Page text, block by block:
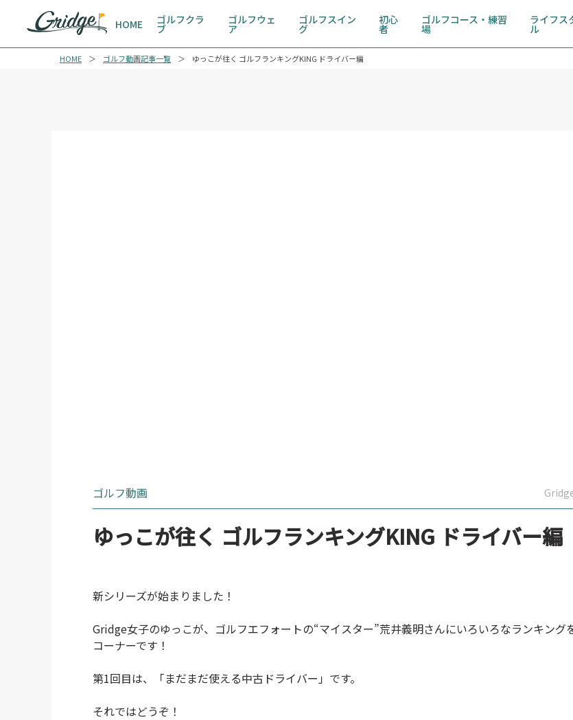
HOME ゴルフクラ
ブ
ゴルフウェ
ア
ゴルフスイン
グ
初心
者
ゴルフコース・練習
場
ライフス
ル
HOME ゴルフ動画記事一覧 ゆっこが往く ゴルフランキングKING ドライバー編
ゴルフ動画
ゆっこが往く ゴルフランキングKING ドライバー編
新シリーズが始まりました！
Gridge女子のゆっこが、ゴルフエフォートの“マイスター”荒井義明さんにいろいろなランキング
コーナーです！
第1回目は、「まだまだ使える中古ドライバー」です。
それではどうぞ！